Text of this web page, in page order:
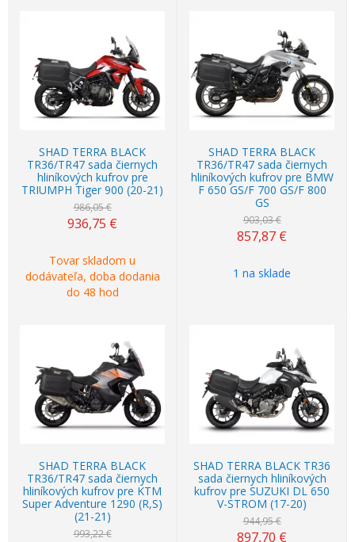
SHAD TERRA BLACK
TR36/TR47 sada čiernych
hliníkových kufrov pre
TRIUMPH Tiger 900 (20-21)
986,05 €
936,75 €
Tovar skladom u
dodávateľa, doba dodania
do 48 hod
SHAD TERRA BLACK
TR36/TR47 sada čiernych
hliníkových kufrov pre BMW
F 650 GS/F 700 GS/F 800
GS
903,03 €
857,87 €
1 na sklade
SHAD TERRA BLACK
TR36/TR47 sada čiernych
hliníkových kufrov pre KTM
Super Adventure 1290 (R,S)
(21-21)
993,22 €
SHAD TERRA BLACK TR36
sada čiernych hliníkových
kufrov pre SUZUKI DL 650
V-STROM (17-20)
944,95 €
897,70 €